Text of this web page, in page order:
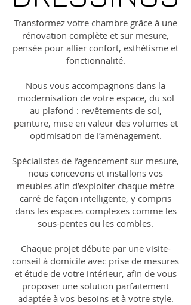
Transformez votre chambre grâce à une
rénovation complète et sur mesure,
pensée pour allier confort, esthétisme et
fonctionnalité.
Nous vous accompagnons dans la
modernisation de votre espace, du sol
au plafond : revêtements de sol,
peinture, mise en valeur des volumes et
optimisation de l’aménagement.
Spécialistes de l’agencement sur mesure,
nous concevons et installons vos
meubles afin d’exploiter chaque mètre
carré de façon intelligente, y compris
dans les espaces complexes comme les
sous-pentes ou les combles.
Chaque projet débute par une visite-
conseil à domicile avec prise de mesures
et étude de votre intérieur, afin de vous
proposer une solution parfaitement
adaptée à vos besoins et à votre style.